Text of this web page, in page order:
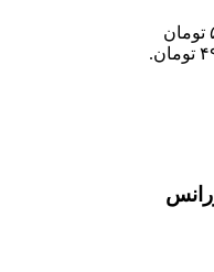
قیمت اصلی: ۵۸۰،۰۰۰ تومان